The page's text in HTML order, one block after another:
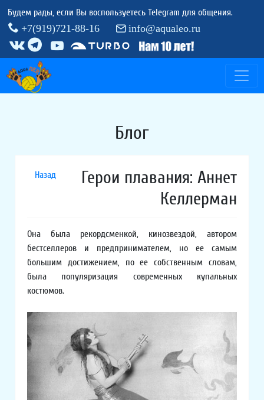
Будем рады, если Вы воспользуетесь Telegram для общения.
+7(919)721-88-16
info@aqualeo.ru
Блог
Назад
Герои плавания: Аннет
Келлерман
Она была рекордсменкой, кинозвездой, автором
бестселлеров и предпринимателем, но ее самым
большим достижением, по ее собственным словам,
была популяризация современных купальных
костюмов.